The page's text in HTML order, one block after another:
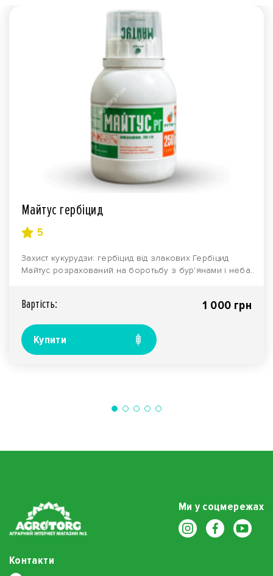
Майтус гербіцид
5
Захист кукурудзи: гербіцид від злакових Гербіцид
Майтус розрахований на боротьбу з бур'янами і неба..
Вартiсть: 1 000 грн
Купити
Ми у соцмережах
Контакти